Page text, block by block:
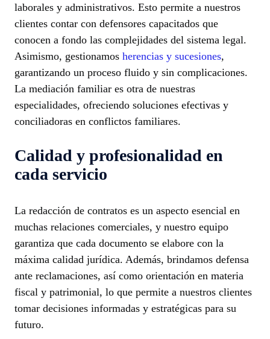
laborales y administrativos. Esto permite a nuestros
clientes contar con defensores capacitados que
conocen a fondo las complejidades del sistema legal.
Asimismo, gestionamos herencias y sucesiones,
garantizando un proceso fluido y sin complicaciones.
La mediación familiar es otra de nuestras
especialidades, ofreciendo soluciones efectivas y
conciliadoras en conflictos familiares.
Calidad y profesionalidad en
cada servicio
La redacción de contratos es un aspecto esencial en
muchas relaciones comerciales, y nuestro equipo
garantiza que cada documento se elabore con la
máxima calidad jurídica. Además, brindamos defensa
ante reclamaciones, así como orientación en materia
fiscal y patrimonial, lo que permite a nuestros clientes
tomar decisiones informadas y estratégicas para su
futuro.